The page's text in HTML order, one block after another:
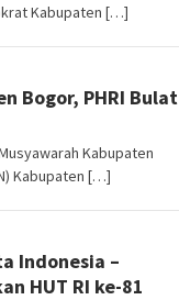
Kabupaten […]
Bogor, PHRI Bulat
Kabupaten
Kabupaten […]
Indonesia –
HUT RI ke-81